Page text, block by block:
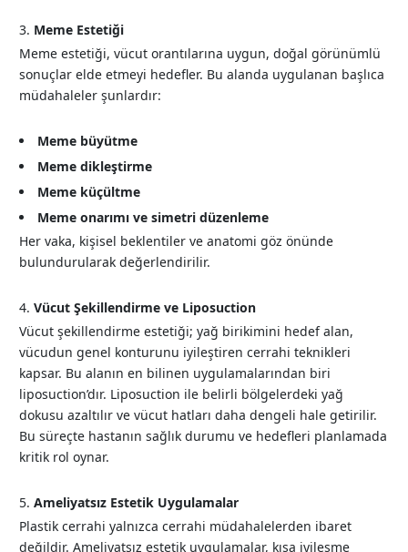
Meme Estetiği
Meme estetiği, vücut orantılarına uygun, doğal görünümlü
sonuçlar elde etmeyi hedefler. Bu alanda uygulanan başlıca
müdahaleler şunlardır:
Meme büyütme
Meme dikleştirme
Meme küçültme
Meme onarımı ve simetri düzenleme
Her vaka, kişisel beklentiler ve anatomi göz önünde
bulundurularak değerlendirilir.
Vücut Şekillendirme ve Liposuction
Vücut şekillendirme estetiği; yağ birikimini hedef alan,
vücudun genel konturunu iyileştiren cerrahi teknikleri
kapsar. Bu alanın en bilinen uygulamalarından biri
liposuction’dır. Liposuction ile belirli bölgelerdeki yağ
dokusu azaltılır ve vücut hatları daha dengeli hale getirilir.
Bu süreçte hastanın sağlık durumu ve hedefleri planlamada
kritik rol oynar.
Ameliyatsız Estetik Uygulamalar
Plastik cerrahi yalnızca cerrahi müdahalelerden ibaret
değildir. Ameliyatsız estetik uygulamalar, kısa iyileşme